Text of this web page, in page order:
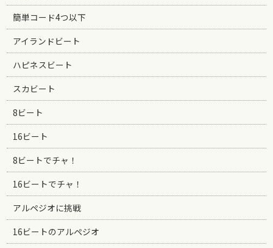
簡単コード4つ以下
アイランドビート
ハピネスビート
スカビート
8ビート
16ビート
8ビートでチャ！
16ビートでチャ！
アルペジオに挑戦
16ビートのアルペジオ